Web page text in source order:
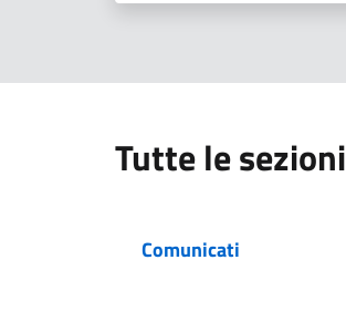
Tutte le sezioni
Comunicati